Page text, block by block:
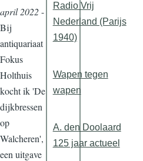
april 2022-
Bij
antiquariaat
Fokus
Holthuis
kocht ik 'De
dijkbressen
op
Walcheren',
een uitgave
Radio Vrij
Nederland (Parijs
1940)
Wapen tegen
wapen
A. den Doolaard
125 jaar actueel